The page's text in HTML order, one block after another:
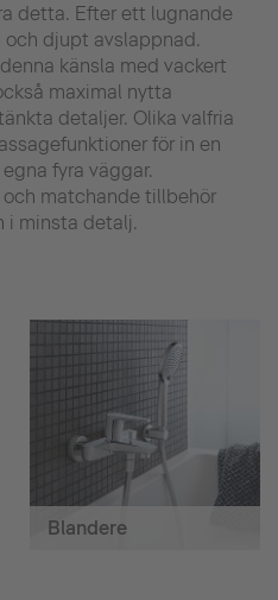
detta. Efter ett lugnande
djupt avslappnad.
känsla med vackert
maximal nytta
detaljer. Olika valfria
för in en
fyra väggar.
matchande tillbehör
i minsta detalj.
Blandere